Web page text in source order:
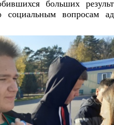
больших
социальным вопросам